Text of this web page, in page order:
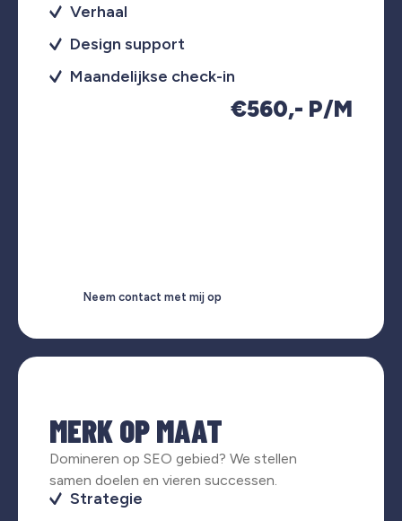
Verhaal
Design support
Maandelijkse check-in
€560,- P/M
Neem contact met mij op
MERK OP MAAT
Domineren op SEO gebied? We stellen
samen doelen en vieren successen.
Strategie